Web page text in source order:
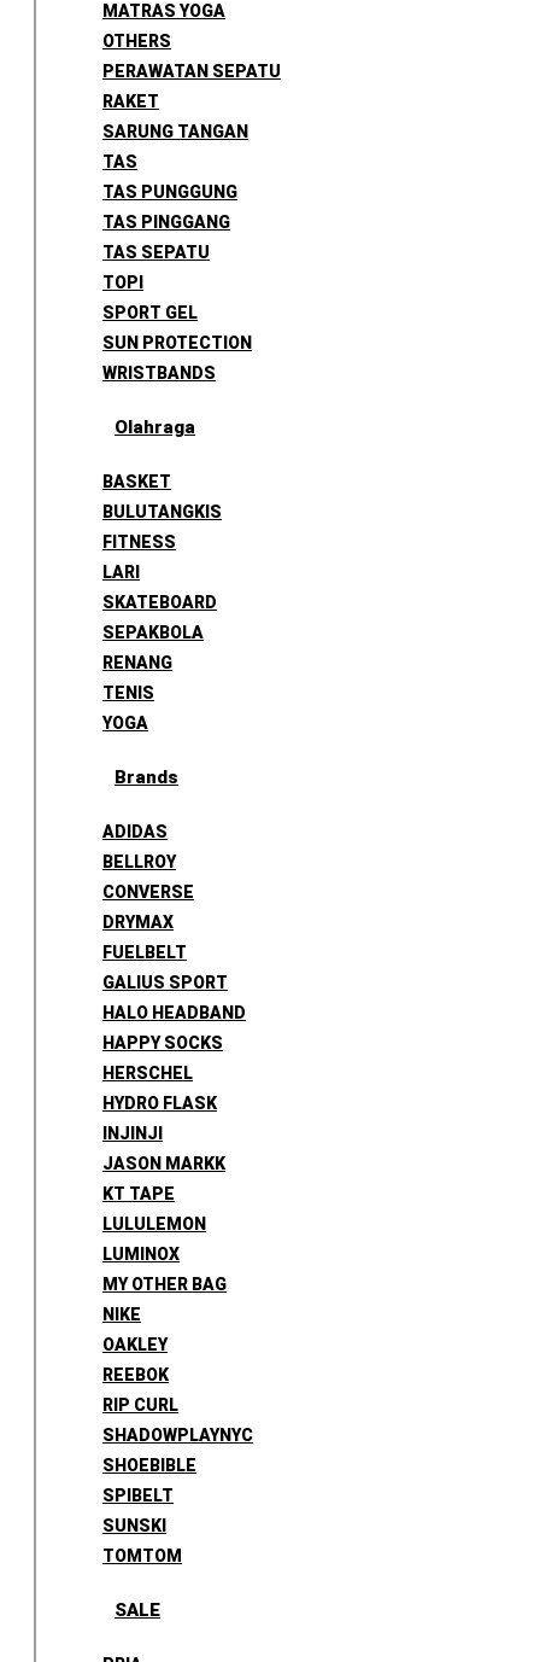
MATRAS YOGA
OTHERS
PERAWATAN SEPATU
RAKET
SARUNG TANGAN
TAS
TAS PUNGGUNG
TAS PINGGANG
TAS SEPATU
TOPI
SPORT GEL
SUN PROTECTION
WRISTBANDS
Olahraga
BASKET
BULUTANGKIS
FITNESS
LARI
SKATEBOARD
SEPAKBOLA
RENANG
TENIS
YOGA
Brands
ADIDAS
BELLROY
CONVERSE
DRYMAX
FUELBELT
GALIUS SPORT
HALO HEADBAND
HAPPY SOCKS
HERSCHEL
HYDRO FLASK
INJINJI
JASON MARKK
KT TAPE
LULULEMON
LUMINOX
MY OTHER BAG
NIKE
OAKLEY
REEBOK
RIP CURL
SHADOWPLAYNYC
SHOEBIBLE
SPIBELT
SUNSKI
TOMTOM
SALE